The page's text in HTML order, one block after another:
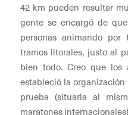
42 km pueden resultar
gente se encargó de
personas animando
tramos litorales, justo al
bien todo. Creo que los
estableció la
prueba (situarla al
maratones